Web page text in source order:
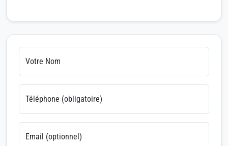
Votre Nom
Téléphone (obligatoire)
Email (optionnel)